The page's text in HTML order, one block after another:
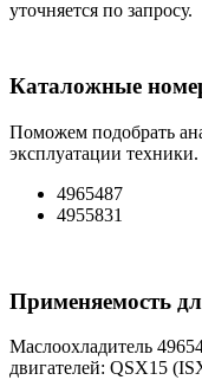
уточняется по запросу.
Каталожные
Поможем подобрать
эксплуатации
4965487
4955831
Применяемость
Маслоохладитель
двигателей: QSX15